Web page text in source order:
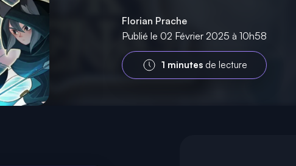
Florian Prache
Publié le 02 Février 2025 à 10h58
1 minutesde lecture